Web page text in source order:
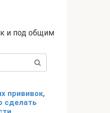
и под общим
прививок,
сделать